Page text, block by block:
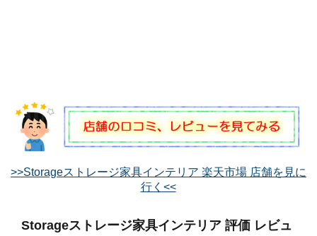
>>Storageストレージ家具インテリア 楽天市場 店舗を見に
行く<<
Storageストレージ家具インテリア 評価 レビュ